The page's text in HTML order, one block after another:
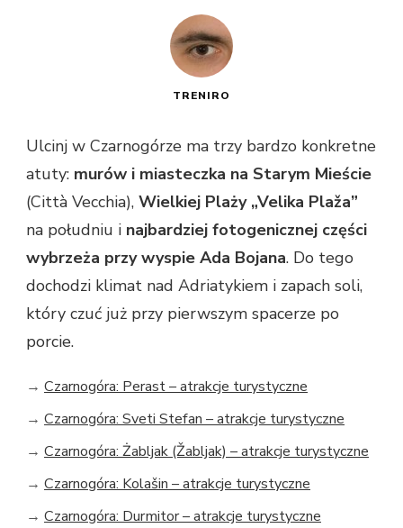
TRENIRO
Ulcinj w Czarnogórze ma trzy bardzo konkretne
atuty: murów i miasteczka na Starym Mieście
(Città Vecchia), Wielkiej Plaży „Velika Plaža”
na południu i najbardziej fotogenicznej części
wybrzeża przy wyspie Ada Bojana. Do tego
dochodzi klimat nad Adriatykiem i zapach soli,
który czuć już przy pierwszym spacerze po
porcie.
→ Czarnogóra: Perast – atrakcje turystyczne
→ Czarnogóra: Sveti Stefan – atrakcje turystyczne
→ Czarnogóra: Żabljak (Žabljak) – atrakcje turystyczne
→ Czarnogóra: Kolašin – atrakcje turystyczne
→ Czarnogóra: Durmitor – atrakcje turystyczne